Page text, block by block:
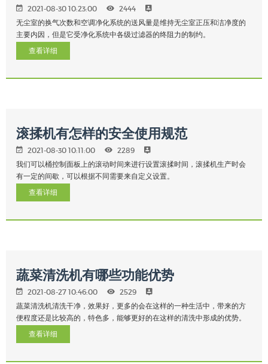
2021-08-30 10:23:00 2444
无尘室的换气次数和空调净化系统的送风量是维持无尘室正压和洁净度的
主要内因，但是它受净化系统中各级过滤器的终阻力的制约。
查看详细
滚揉机有怎样的安全使用规范
2021-08-30 10:11:00 2289
我们可以桶控制面板上的滚动时间来进行设置滚揉时间，滚揉机生产时会
有一定的间歇，可以根据不同需要来自定义设置。
查看详细
蔬菜清洗机有哪些功能优势
2021-08-27 10:46:00 2529
蔬菜清洗机清洗干净，效果好，更多的会在这样的一种生活中，带来的方
便程度还是比较高的，特色多，能够更好的在这样的清洗中形成的优势。
查看详细